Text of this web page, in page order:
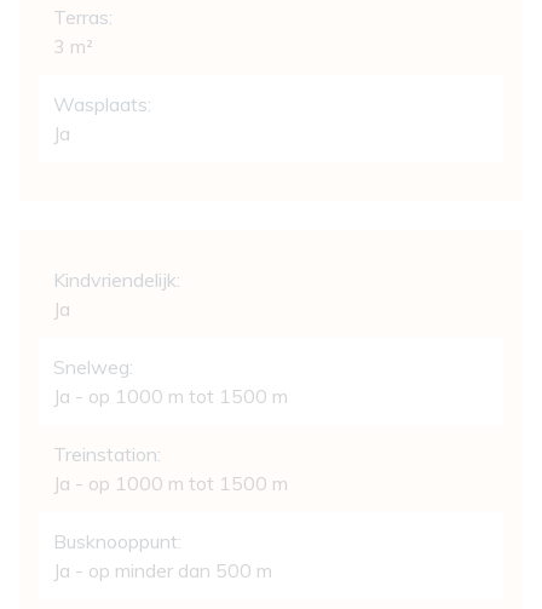
Terras:
3 m²
Wasplaats:
Ja
Kindvriendelijk:
Ja
Snelweg:
Ja - op 1000 m tot 1500 m
Treinstation:
Ja - op 1000 m tot 1500 m
Busknooppunt:
Ja - op minder dan 500 m